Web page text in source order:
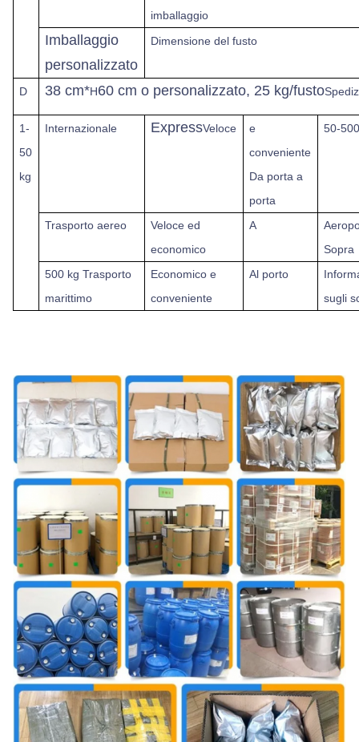
imballaggio
Imballaggio
personalizzato
Dimensione del fusto
D 38 cm*H60 cm o personalizzato, 25 kg/fusto
1-
50
kg
Internazionale ExpressVeloce
e
conveniente
Da porta a
porta
50-
Trasporto aereo
Veloce ed
economico
A
Sopra
500 kg Trasporto
marittimo
Economico e
conveniente
Al porto
sugli